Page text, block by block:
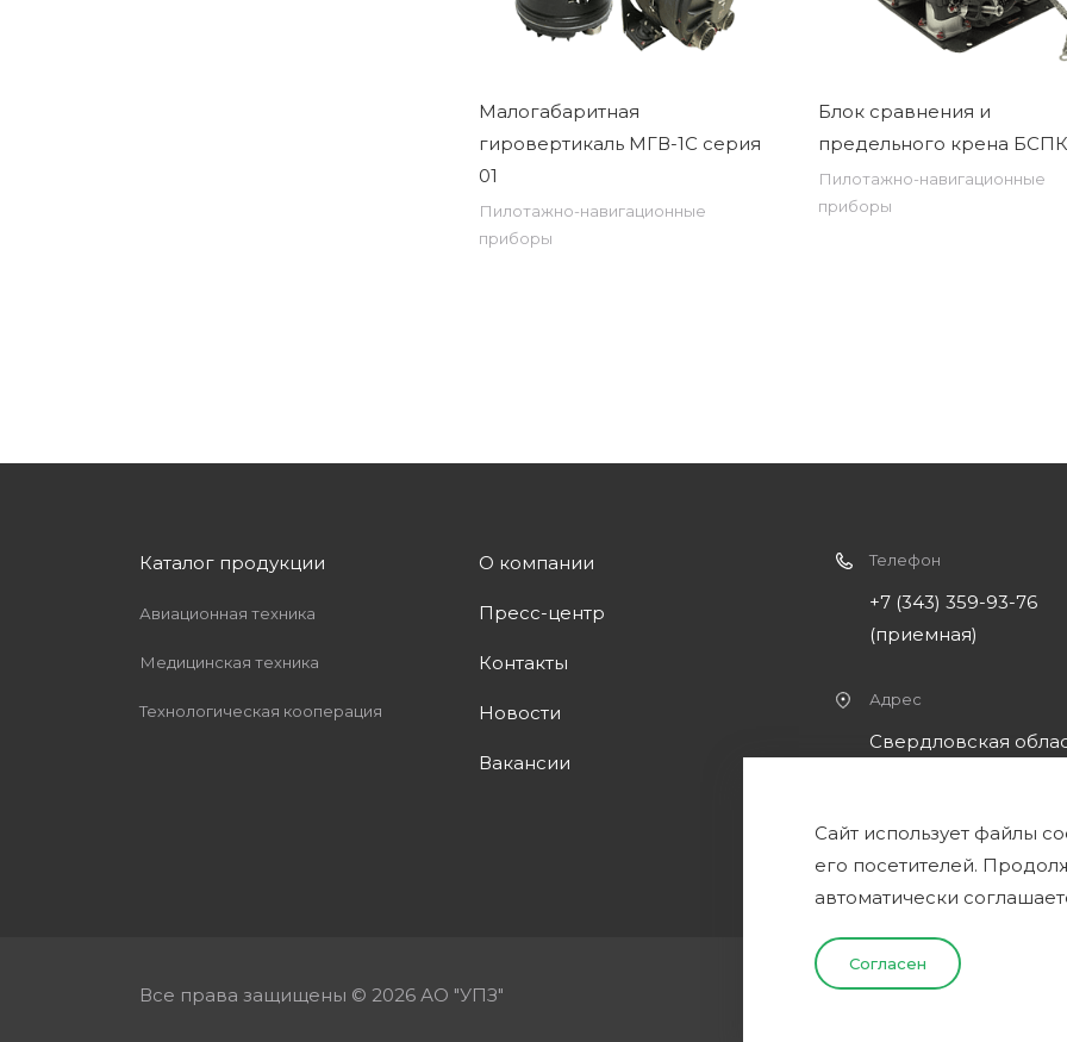
Малогабаритная
гировертикаль МГВ-1С серия
01
Пилотажно-навигационные
приборы
Блок сравнения и
предельного крена БСПК
Пилотажно-навигационные
приборы
Каталог продукции
Авиационная техника
Медицинская техника
Технологическая кооперация
О компании
Пресс-центр
Контакты
Новости
Вакансии
Телефон
+7 (343) 359-93-76
(приемная)
Адрес
Свердловская
Челябинского
Все права защищены © 2026 АО "УПЗ"
Сайт использует файлы
его посетителей.
автоматически
Согласен